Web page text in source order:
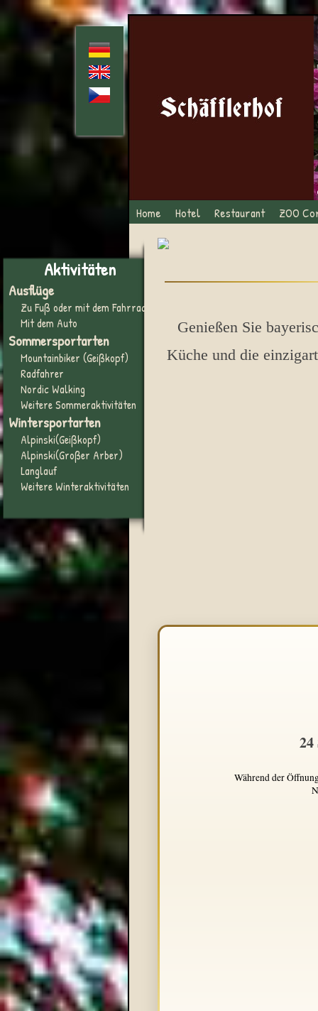
Home Hotel Restaurant ZOO
Aktivitäten
Ausflüge
Zu Fuß oder mit dem Fahrrad
Mit dem Auto
Sommersportarten
Mountainbiker (Geißkopf)
Radfahrer
Nordic Walking
Weitere Sommeraktivitäten
Wintersportarten
Alpinski(Geißkopf)
Alpinski(Großer Arber)
Langlauf
Weitere Winteraktivitäten
Genießen Sie
Küche und die
Während der